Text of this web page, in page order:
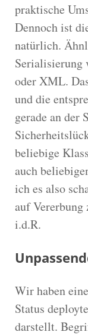
praktische
Dennoch ist
natürlich.
Serialisierung
oder XML.
und die
gerade an der
beliebige
auch
ich es also
auf Vererbung
i.d.R.
Wir haben
Status
darstellt.